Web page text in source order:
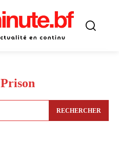
Prison
RECHERCHER